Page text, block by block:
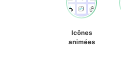
Icônes
animées